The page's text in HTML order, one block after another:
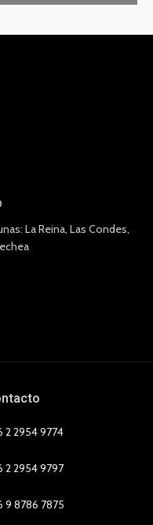
La Reina, Las Condes,
2 2954 9774
2 2954 9797
9 8786 7875